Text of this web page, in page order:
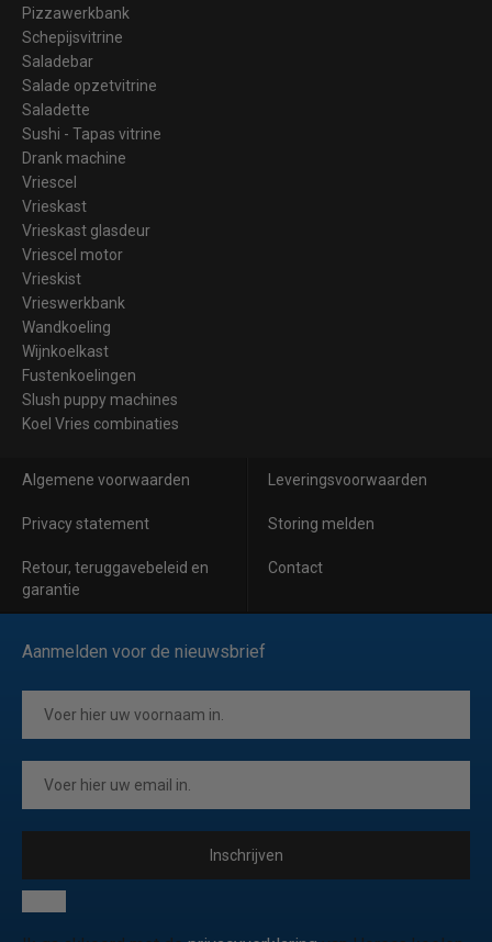
Pizzawerkbank
Schepijsvitrine
Saladebar
Salade opzetvitrine
Saladette
Sushi - Tapas vitrine
Drank machine
Vriescel
Vrieskast
Vrieskast glasdeur
Vriescel motor
Vrieskist
Vrieswerkbank
Wandkoeling
Wijnkoelkast
Fustenkoelingen
Slush puppy machines
Koel Vries combinaties
Algemene voorwaarden Leveringsvoorwaarden
Privacy statement Storing melden
Retour, teruggavebeleid en
garantie
Contact
Aanmelden voor de nieuwsbrief
Inschrijven